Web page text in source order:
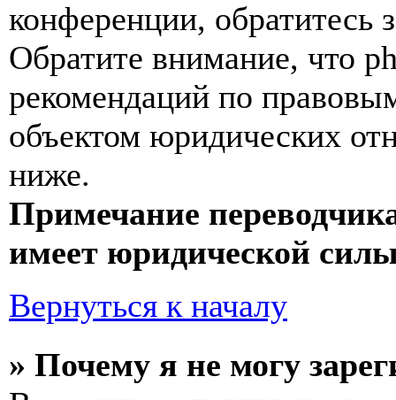
конференции, обратитесь
Обратите внимание, что
рекомендаций по
объектом юридических
ниже.
Примечание
имеет юридической
Вернуться к началу
» Почему я не могу